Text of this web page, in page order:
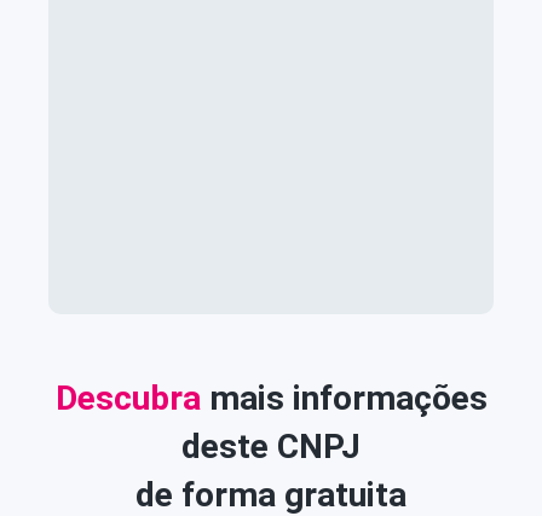
Descubra mais informações
deste CNPJ
de forma gratuita